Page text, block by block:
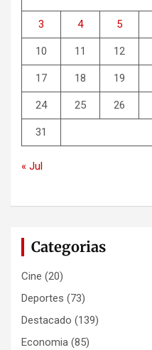
3 4 5
10 11 12
17 18 19
24 25 26
31
« Jul
Categorias
Cine (20)
Deportes (73)
Destacado (139)
Economia (85)